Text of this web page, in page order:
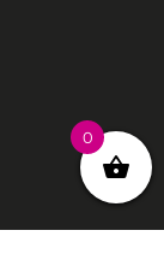
0